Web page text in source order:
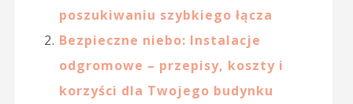
poszukiwaniu szybkiego łącza
Bezpieczne niebo: Instalacje
odgromowe – przepisy, koszty i
korzyści dla Twojego budynku